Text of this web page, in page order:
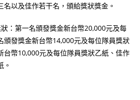
以及佳作若干名，頒給獎狀獎金。
：第一名頒發獎金新台幣20,000元及每
頒發獎金新台幣14,000元及每位隊員獎狀
台幣10,000元及每位隊員獎狀乙紙、佳作
。